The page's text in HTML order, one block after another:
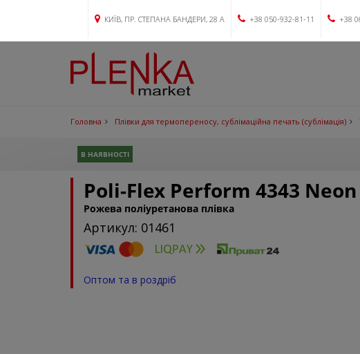
КИЇВ, ПР. СТЕПАНА БАНДЕРИ, 28 А +38 050-932-81-11 +38
Головна Плівки для термопереносу, сублімаційна печать (сублімація)
В НАЯВНОСТІ
Poli-Flex Perform 4343
Рожева поліуретанова плівка
Артикул: 01461
Оптом та в роздріб